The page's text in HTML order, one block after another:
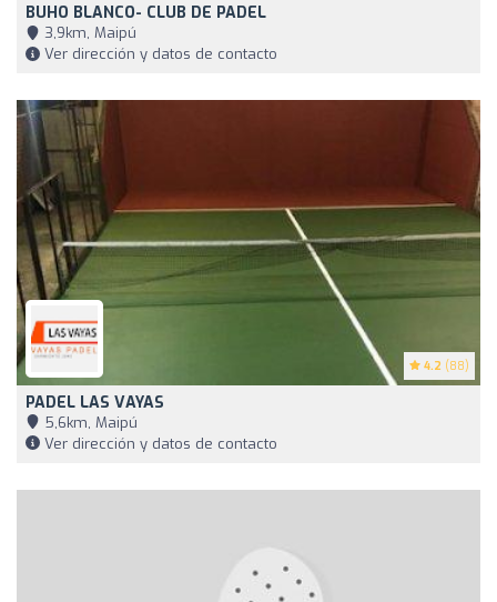
BUHO BLANCO- CLUB DE PADEL
3,9km, Maipú
Ver dirección y datos de contacto
4.2 (88)
PADEL LAS VAYAS
5,6km, Maipú
Ver dirección y datos de contacto